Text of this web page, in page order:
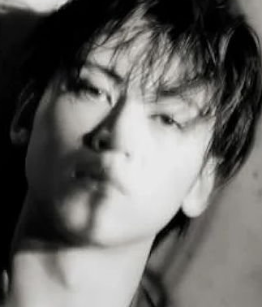
NEWS
LIVE
DISCOGRAPHY
VIDEO
PROFILE
GOODS
CONTACT